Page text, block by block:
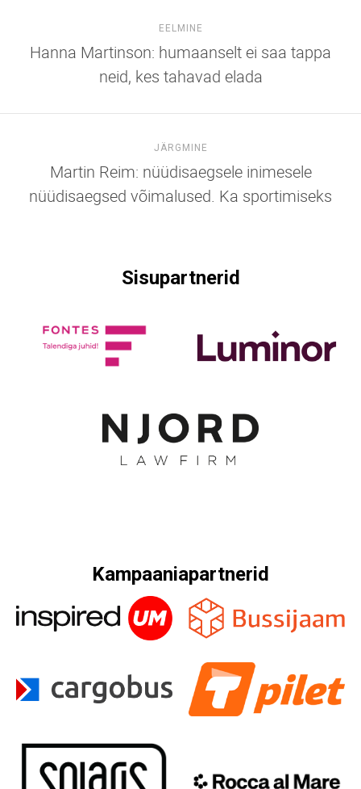
EELMINE
Hanna Martinson: humaanselt ei saa tappa
neid, kes tahavad elada
JÄRGMINE
Martin Reim: nüüdisaegsele inimesele
nüüdisaegsed võimalused. Ka sportimiseks
Sisupartnerid
Kampaaniapartnerid